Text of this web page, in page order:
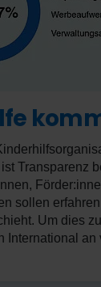
ist Transparenz
sollen
Um dies
International an